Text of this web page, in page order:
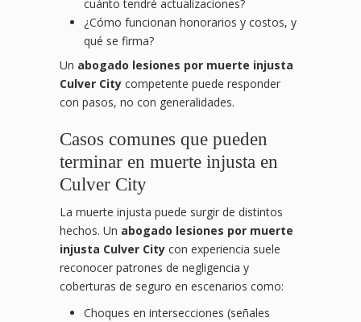
cuánto tendré actualizaciones?
¿Cómo funcionan honorarios y costos, y
qué se firma?
Un abogado lesiones por muerte injusta
Culver City competente puede responder
con pasos, no con generalidades.
Casos comunes que pueden
terminar en muerte injusta en
Culver City
La muerte injusta puede surgir de distintos
hechos. Un abogado lesiones por muerte
injusta Culver City con experiencia suele
reconocer patrones de negligencia y
coberturas de seguro en escenarios como:
Choques en intersecciones (señales